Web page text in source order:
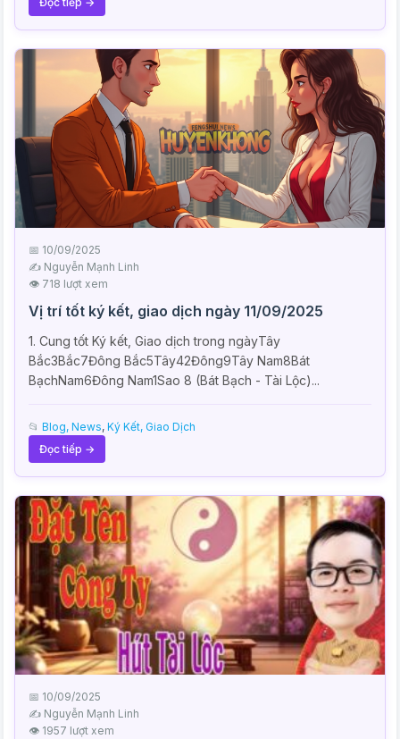
📅 10/09/2025
✍️ Nguyễn Mạnh Linh
👁 718 lượt xem
Vị trí tốt ký kết, giao dịch ngày 11/09/2025
1. Cung tốt Ký kết, Giao dịch trong ngàyTây
Bắc3Bắc7Đông Bắc5Tây42Đông9Tây Nam8Bát
BạchNam6Đông Nam1Sao 8 (Bát Bạch - Tài Lộc)...
📂 Blog, News, Ký Kết, Giao Dịch
Đọc tiếp →
📅 10/09/2025
✍️ Nguyễn Mạnh Linh
👁 1957 lượt xem